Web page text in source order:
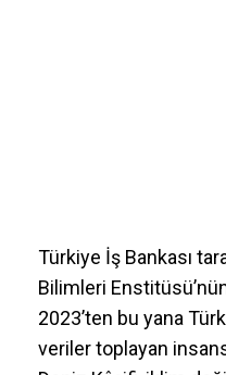
Türkiye İş Bankası
Bilimleri
2023’ten bu yana
veriler toplayan